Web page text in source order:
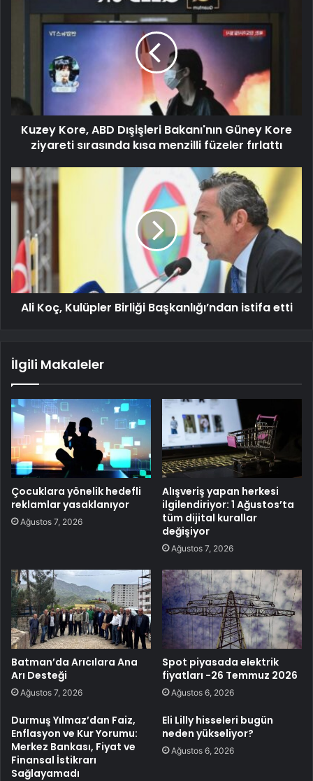
Kuzey Kore, ABD Dışişleri Bakanı'nın Güney Kore
ziyareti sırasında kısa menzilli füzeler fırlattı
Ali Koç, Kulüpler Birliği Başkanlığı’ndan istifa etti
İlgili Makaleler
Çocuklara yönelik hedefli
reklamlar yasaklanıyor
Ağustos 7, 2026
Alışveriş yapan herkesi
ilgilendiriyor: 1 Ağustos’ta
tüm dijital kurallar
değişiyor
Ağustos 7, 2026
Batman’da Arıcılara Ana
Arı Desteği
Ağustos 7, 2026
Spot piyasada elektrik
fiyatları -26 Temmuz 2026
Ağustos 6, 2026
Durmuş Yılmaz’dan Faiz,
Enflasyon ve Kur Yorumu:
Merkez Bankası, Fiyat ve
Finansal İstikrarı
Sağlayamadı
Eli Lilly hisseleri bugün
neden yükseliyor?
Ağustos 6, 2026